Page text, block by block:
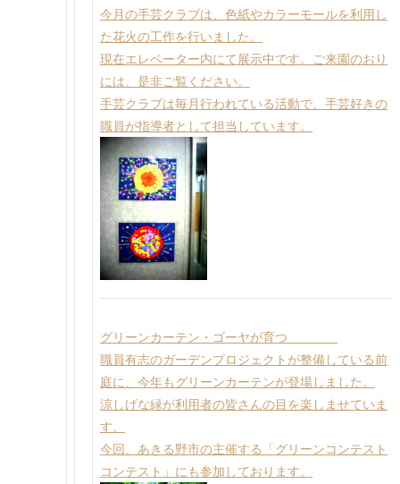
今月の手芸クラブは、色紙やカラーモールを利用し
た花火の工作を行いました。
現在エレベーター内にて展示中です。ご来園のおり
には、是非ご覧ください。
手芸クラブは毎月行われている活動で、手芸好きの
職員が指導者として担当しています。
グリーンカーテン・ゴーヤが育つ
職員有志のガーデンプロジェクトが整備している前
庭に、今年もグリーンカーテンが登場しました。
涼しげな緑が利用者の皆さんの目を楽しませていま
す。
今回、あきる野市の主催する「グリーンコンテスト
コンテスト」にも参加しております。